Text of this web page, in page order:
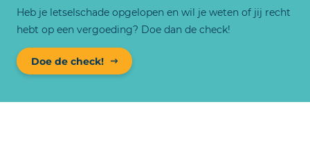
Heb je letselschade opgelopen en wil je weten of jij recht
hebt op een vergoeding? Doe dan de check!
Doe de check!